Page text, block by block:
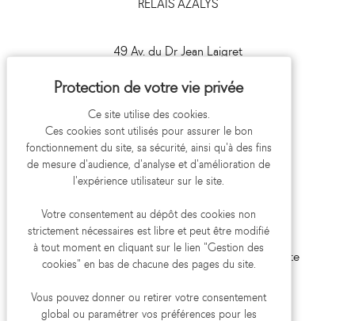
49 Av. du Dr Jean Laigret
09 693 693 41
Mentions légales
Politique de confidentialité
Gestion des cookies
Aide et accessibilité
Plan du site
Réalisation koredge
Ce site utilise des cookies.
Ces cookies sont utilisés pour assurer le bon
fonctionnement du site, sa sécurité, ainsi qu'à des fins
de mesure d'audience, d'analyse et d'amélioration de
l'expérience utilisateur sur le site.
Votre consentement au dépôt des cookies non
strictement nécessaires est libre et peut être modifié
à tout moment en cliquant sur le lien "Gestion des
cookies" en bas de chacune des pages du site.
Vous pouvez donner ou retirer votre consentement
global ou paramétrer vos préférences pour les